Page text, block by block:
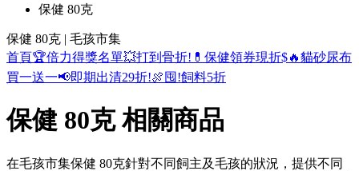
保健 80克
保健 80克 | 毛孩市集
首頁🏆倍力得獎名單💥打到骨折! 💊保健領券現折$🔥貓砂尿布
買一送一📢即期出清29折!🍖囤!飼料5折
保健 80克 相關商品
在毛孩市集保健 80克針對不同飼主及毛孩的狀況，提供不同